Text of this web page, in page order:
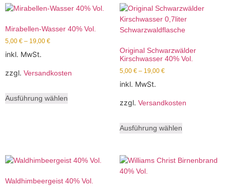
Mirabellen-Wasser 40% Vol.
5,00 € – 19,00 €
inkl. MwSt.
zzgl. Versandkosten
Ausführung wählen
Original Schwarzwälder
Kirschwasser 40% Vol.
5,00 €– 19,00 €
inkl. MwSt.
zzgl. Versandkosten
Ausführung wählen
Waldhimbeergeist 40% Vol.